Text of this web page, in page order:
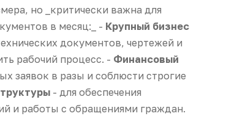
но _критически важна для
в месяц:_ - Крупный бизнес
документов, чертежей и
рабочий процесс. - Финансовый
заявок в разы и соблюсти строгие
- для обеспечения
и работы с обращениями граждан.